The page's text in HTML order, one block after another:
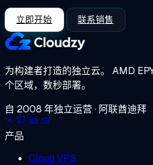
立即开始 联系销售
为构建者打造的独立云。 AMD
个区域，数秒部署。
自 2008 年独立运营 · 阿联酋迪拜
产品
Cloud VPS